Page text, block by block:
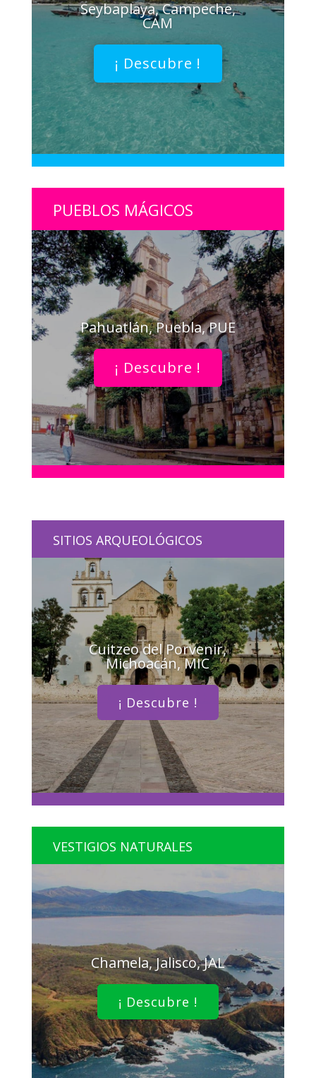
Seybaplaya, Campeche,
CAM
¡ Descubre !
PUEBLOS MÁGICOS
Pahuatlán, Puebla, PUE
¡ Descubre !
SITIOS ARQUEOLÓGICOS
Cuitzeo del Porvenir,
Michoacán, MIC
¡ Descubre !
VESTIGIOS NATURALES
Chamela, Jalisco, JAL
¡ Descubre !